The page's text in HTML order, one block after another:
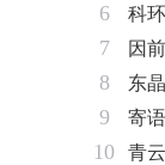
6
7
8
9
10
片）
科
两
因
东
寄
青